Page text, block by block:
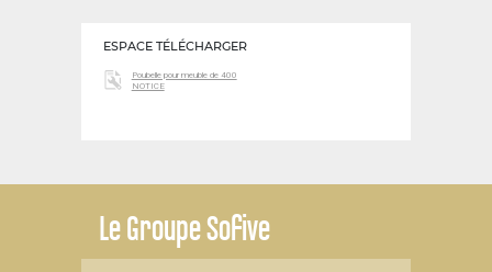
ESPACE TÉLÉCHARGER
Poubelle pour meuble de 400
NOTICE
LeGroupe Sofive